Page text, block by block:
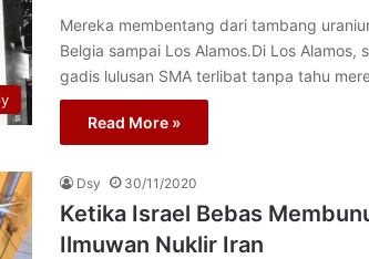
Mereka membentang dari tambang
Belgia sampai Los Alamos.Di Los Alamos,
gadis lulusan SMA terlibat tanpa tahu
Read More »
Dsy 30/11/2020
Ketika Israel Bebas
Ilmuwan Nuklir Iran